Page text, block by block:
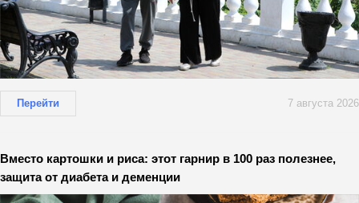
Перейти 7 августа 2026
Вместо картошки и риса: этот гарнир в 100 раз полезнее,
защита от диабета и деменции